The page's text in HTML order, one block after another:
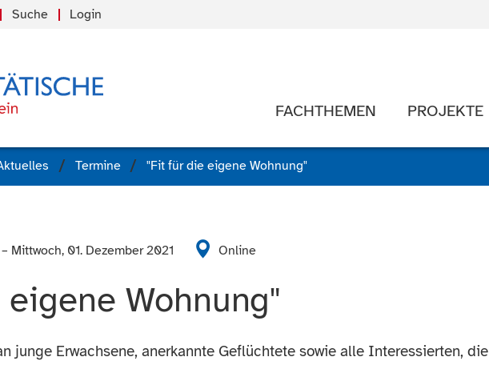
Suche Login
FACHTHEMEN PROJEKTE
Termine "Fit für die eigene Wohnung"
Mittwoch, 01. Dezember 2021 Online
Wohnung"
junge Erwachsene, anerkannte Geflüchtete sowie alle Interessierten, die